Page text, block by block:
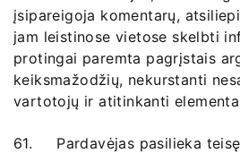
įsipareigoja komentarų,
jam leistinose vietose skelbti
protingai paremta pagrįstais
keiksmažodžių, nekurstanti
vartotojų ir atitinkanti
61. Pardavėjas pasilieka